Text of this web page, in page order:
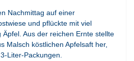
Nachmittag auf einer
und pflückte mit viel
Aus der reichen Ernte stellte
Malsch köstlichen Apfelsaft her,
Liter-Packungen.